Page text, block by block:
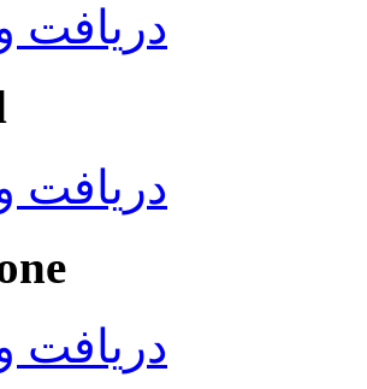
دریافت
دریافت
دریافت